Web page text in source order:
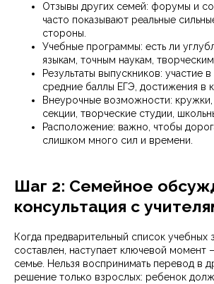
Отзывы других семей: форумы и
часто показывают реальные
стороны.
Учебные программы: есть ли
языкам, точным наукам,
Результаты выпускников: участие
средние баллы ЕГЭ, достижения в
Внеурочные возможности:
секции, творческие студии,
Расположение: важно, чтобы
слишком много сил и времени.
Шаг 2: Семейное
консультация с
Когда предварительный список учебных
составлен, наступает ключевой
семье. Нельзя воспринимать перевод в
решение только взрослых: ребенок